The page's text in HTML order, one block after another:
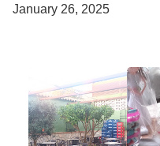
January 26, 2025